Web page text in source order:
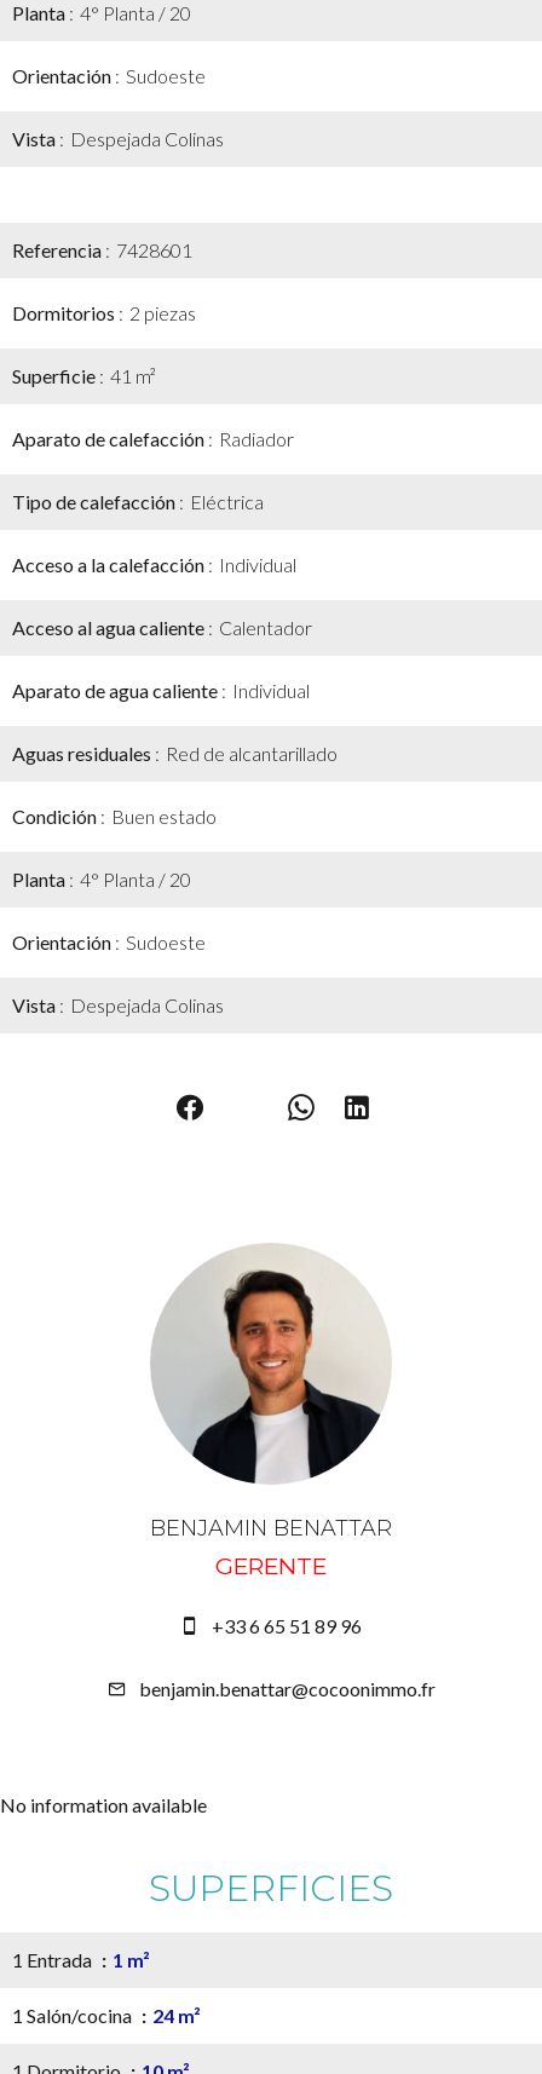
Planta 4° Planta / 20
Orientación Sudoeste
Vista Despejada Colinas
Referencia 7428601
Dormitorios 2 piezas
Superficie 41 m²
Aparato de calefacción Radiador
Tipo de calefacción Eléctrica
Acceso a la calefacción Individual
Acceso al agua caliente Calentador
Aparato de agua caliente Individual
Aguas residuales Red de alcantarillado
Condición Buen estado
Planta 4° Planta / 20
Orientación Sudoeste
Vista Despejada Colinas
BENJAMIN BENATTAR
GERENTE
+33 6 65 51 89 96
benjamin.benattar@cocoonimmo.fr
No information available
SUPERFICIES
1 Entrada 1 m²
1 Salón/cocina 24 m²